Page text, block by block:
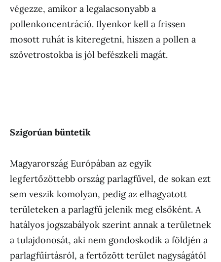
végezze, amikor a legalacsonyabb a
pollenkoncentráció. Ilyenkor kell a frissen
mosott ruhát is kiteregetni, hiszen a pollen a
szövetrostokba is jól befészkeli magát.
Szigorúan büntetik
Magyarország Európában az egyik
legfertőzöttebb ország parlagfűvel, de sokan ezt
sem veszik komolyan, pedig az elhagyatott
területeken a parlagfű jelenik meg elsőként. A
hatályos jogszabályok szerint annak a területnek
a tulajdonosát, aki nem gondoskodik a földjén a
parlagfűírtásról, a fertőzött terület nagyságától